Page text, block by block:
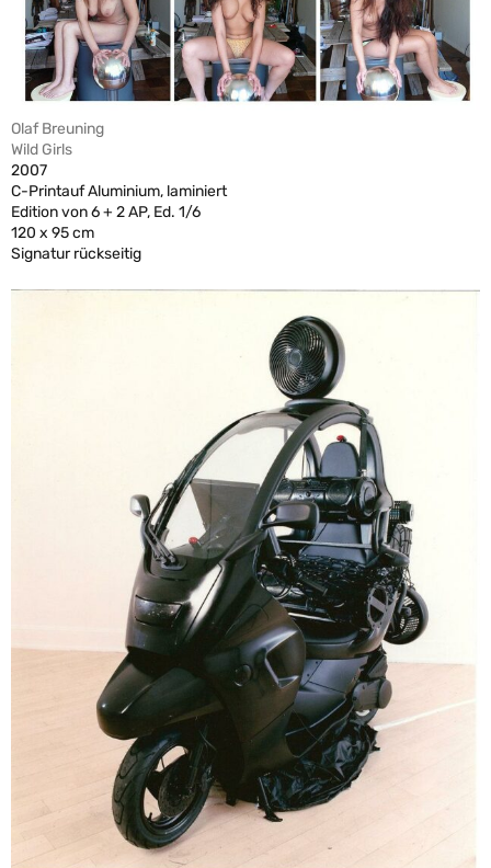
Olaf Breuning
Wild Girls
2007
C-Printauf Aluminium, laminiert
Edition von 6 + 2 AP, Ed. 1/6
120 x 95 cm
Signatur rückseitig